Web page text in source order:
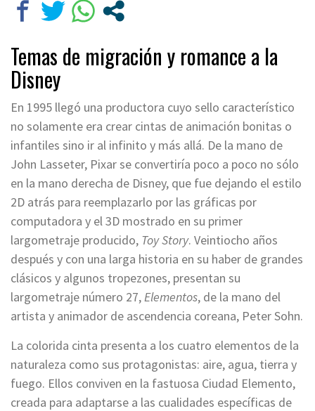
Temas de migración y romance a la
Disney
En 1995 llegó una productora cuyo sello característico
no solamente era crear cintas de animación bonitas o
infantiles sino ir al infinito y más allá. De la mano de
John Lasseter, Pixar se convertiría poco a poco no sólo
en la mano derecha de Disney, que fue dejando el estilo
2D atrás para reemplazarlo por las gráficas por
computadora y el 3D mostrado en su primer
largometraje producido, Toy Story. Veintiocho años
después y con una larga historia en su haber de grandes
clásicos y algunos tropezones, presentan su
largometraje número 27,Elementos, de la mano del
artista y animador de ascendencia coreana, Peter Sohn.
La colorida cinta presenta a los cuatro elementos de la
naturaleza como sus protagonistas: aire, agua, tierra y
fuego. Ellos conviven en la fastuosa Ciudad Elemento,
creada para adaptarse a las cualidades específicas de